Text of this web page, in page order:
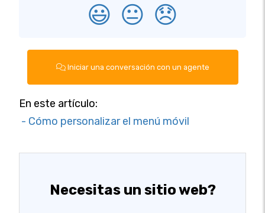
😃 😐 😞
Iniciar una conversación con un agente
En este artículo:
- Cómo personalizar el menú móvil
Necesitas un sitio web?